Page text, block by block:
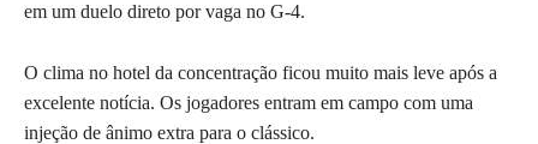
em um duelo direto por vaga no G-4.
O clima no hotel da concentração ficou muito mais leve após a
excelente notícia. Os jogadores entram em campo com uma
injeção de ânimo extra para o clássico.